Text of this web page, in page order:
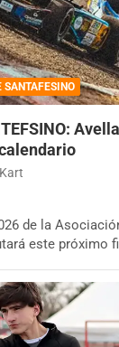
SANTAFESINO
de la
este próximo